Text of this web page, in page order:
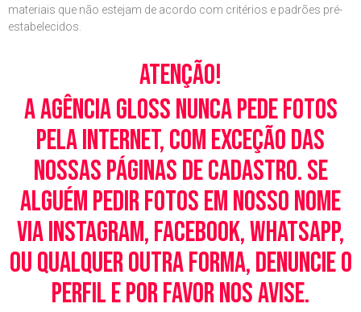
materiais que não estejam de acordo com critérios e padrões pré-
estabelecidos.
Atenção!
A Agência Gloss nunca pede fotos
pela Internet, com exceção das
nossas páginas de cadastro. Se
alguém pedir fotos em nosso nome
via Instagram, Facebook, WhatsApp,
ou qualquer outra forma, denuncie o
perfil e por favor nos avise.